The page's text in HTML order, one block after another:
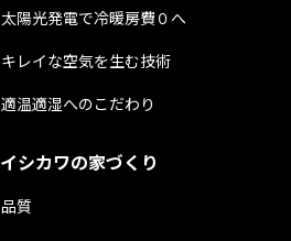
太陽光発電で冷暖房費０へ
キレイな空気を生む技術
適温適湿へのこだわり
イシカワの家づくり
品質